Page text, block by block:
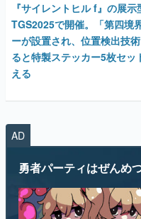
『サイレントヒル f』の展
TGS2025で開催。「第四境
ーが設置され、位置検出技
ると特製ステッカー5枚セ
える
AD
勇者パーティはぜんめ